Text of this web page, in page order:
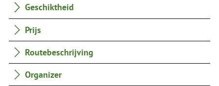
Geschiktheid
Prijs
Routebeschrijving
Organizer